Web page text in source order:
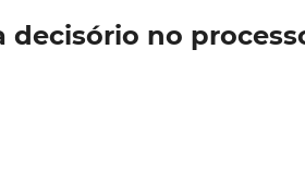
decisório no